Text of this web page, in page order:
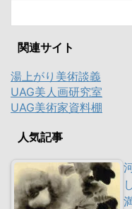
関連サイト
湯上がり美術談義
UAG美人画研究室
UAG美術家資料棚
人気記事